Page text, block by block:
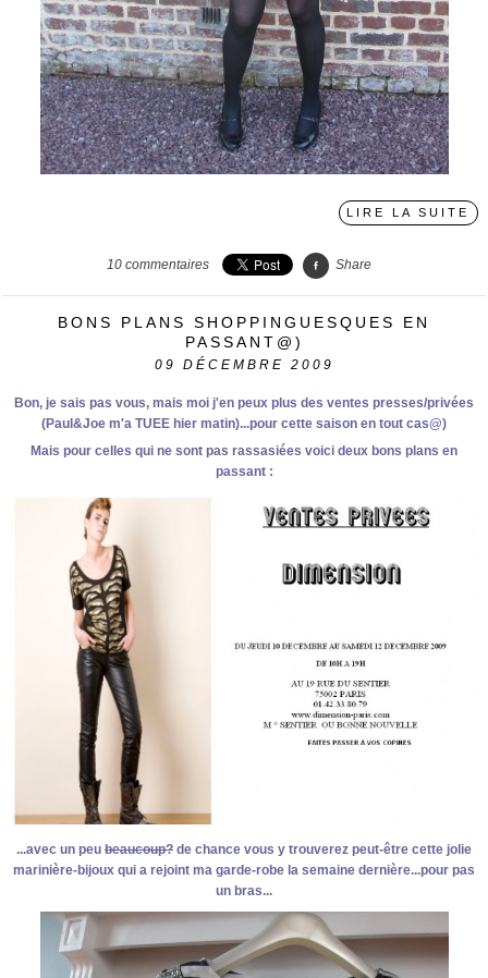
LIRE LA SUITE
10 commentaires Share
BONS PLANS SHOPPINGUESQUES EN
PASSANT@)
09 DÉCEMBRE 2009
Bon, je sais pas vous, mais moi j'en peux plus des ventes presses/privées
(Paul&Joe m'a TUEE hier matin)...pour cette saison en tout cas@)
Mais pour celles qui ne sont pas rassasiées voici deux bons plans en
passant :
...avec un peu beaucoup? de chance vous y trouverez peut-être cette jolie
marinière-bijoux qui a rejoint ma garde-robe la semaine dernière...pour pas
un bras...